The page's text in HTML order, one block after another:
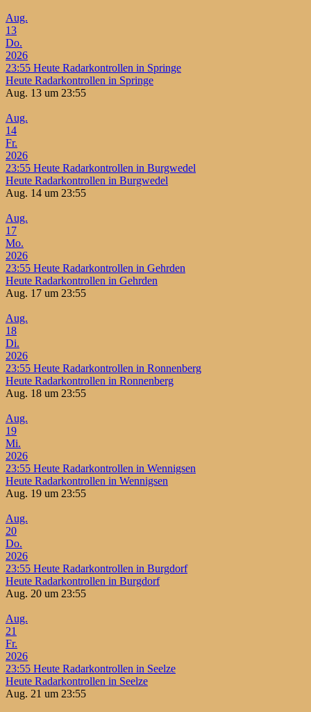
Aug.
13
Do.
2026
23:55 Heute Radarkontrollen in Springe
Heute Radarkontrollen in Springe
Aug. 13 um 23:55
Aug.
14
Fr.
2026
23:55 Heute Radarkontrollen in Burgwedel
Heute Radarkontrollen in Burgwedel
Aug. 14 um 23:55
Aug.
17
Mo.
2026
23:55 Heute Radarkontrollen in Gehrden
Heute Radarkontrollen in Gehrden
Aug. 17 um 23:55
Aug.
18
Di.
2026
23:55 Heute Radarkontrollen in Ronnenberg
Heute Radarkontrollen in Ronnenberg
Aug. 18 um 23:55
Aug.
19
Mi.
2026
23:55 Heute Radarkontrollen in Wennigsen
Heute Radarkontrollen in Wennigsen
Aug. 19 um 23:55
Aug.
20
Do.
2026
23:55 Heute Radarkontrollen in Burgdorf
Heute Radarkontrollen in Burgdorf
Aug. 20 um 23:55
Aug.
21
Fr.
2026
23:55 Heute Radarkontrollen in Seelze
Heute Radarkontrollen in Seelze
Aug. 21 um 23:55